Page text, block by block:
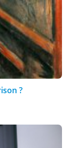
?